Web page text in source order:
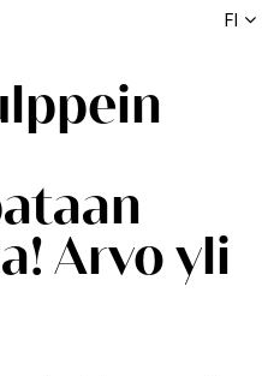
FI
Arvo yli